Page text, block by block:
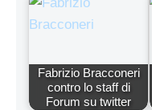
Fabrizio Bracconeri
contro lo staff di
Forum su twitter